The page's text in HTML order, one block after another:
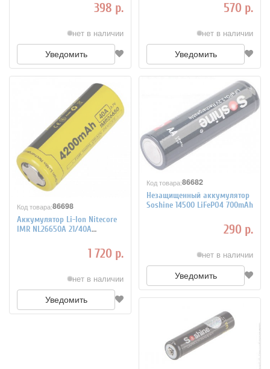
398 р.
нет в наличии
Уведомить
570 р.
нет в наличии
Уведомить
Код товара:86698
Аккумулятор Li-Ion Nitecore
IMR NL26650A 21/40A
1 720 р.
нет в наличии
Уведомить
Код товара:86682
Незащищенный аккумулятор
Soshine 14500 LiFePO4 700mAh
290 р.
нет в наличии
Уведомить